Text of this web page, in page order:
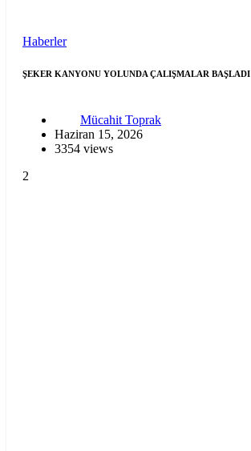
Haberler
ŞEKER KANYONU YOLUNDA ÇALIŞMALAR BAŞLADI
Mücahit Toprak
Haziran 15, 2026
3354 views
2